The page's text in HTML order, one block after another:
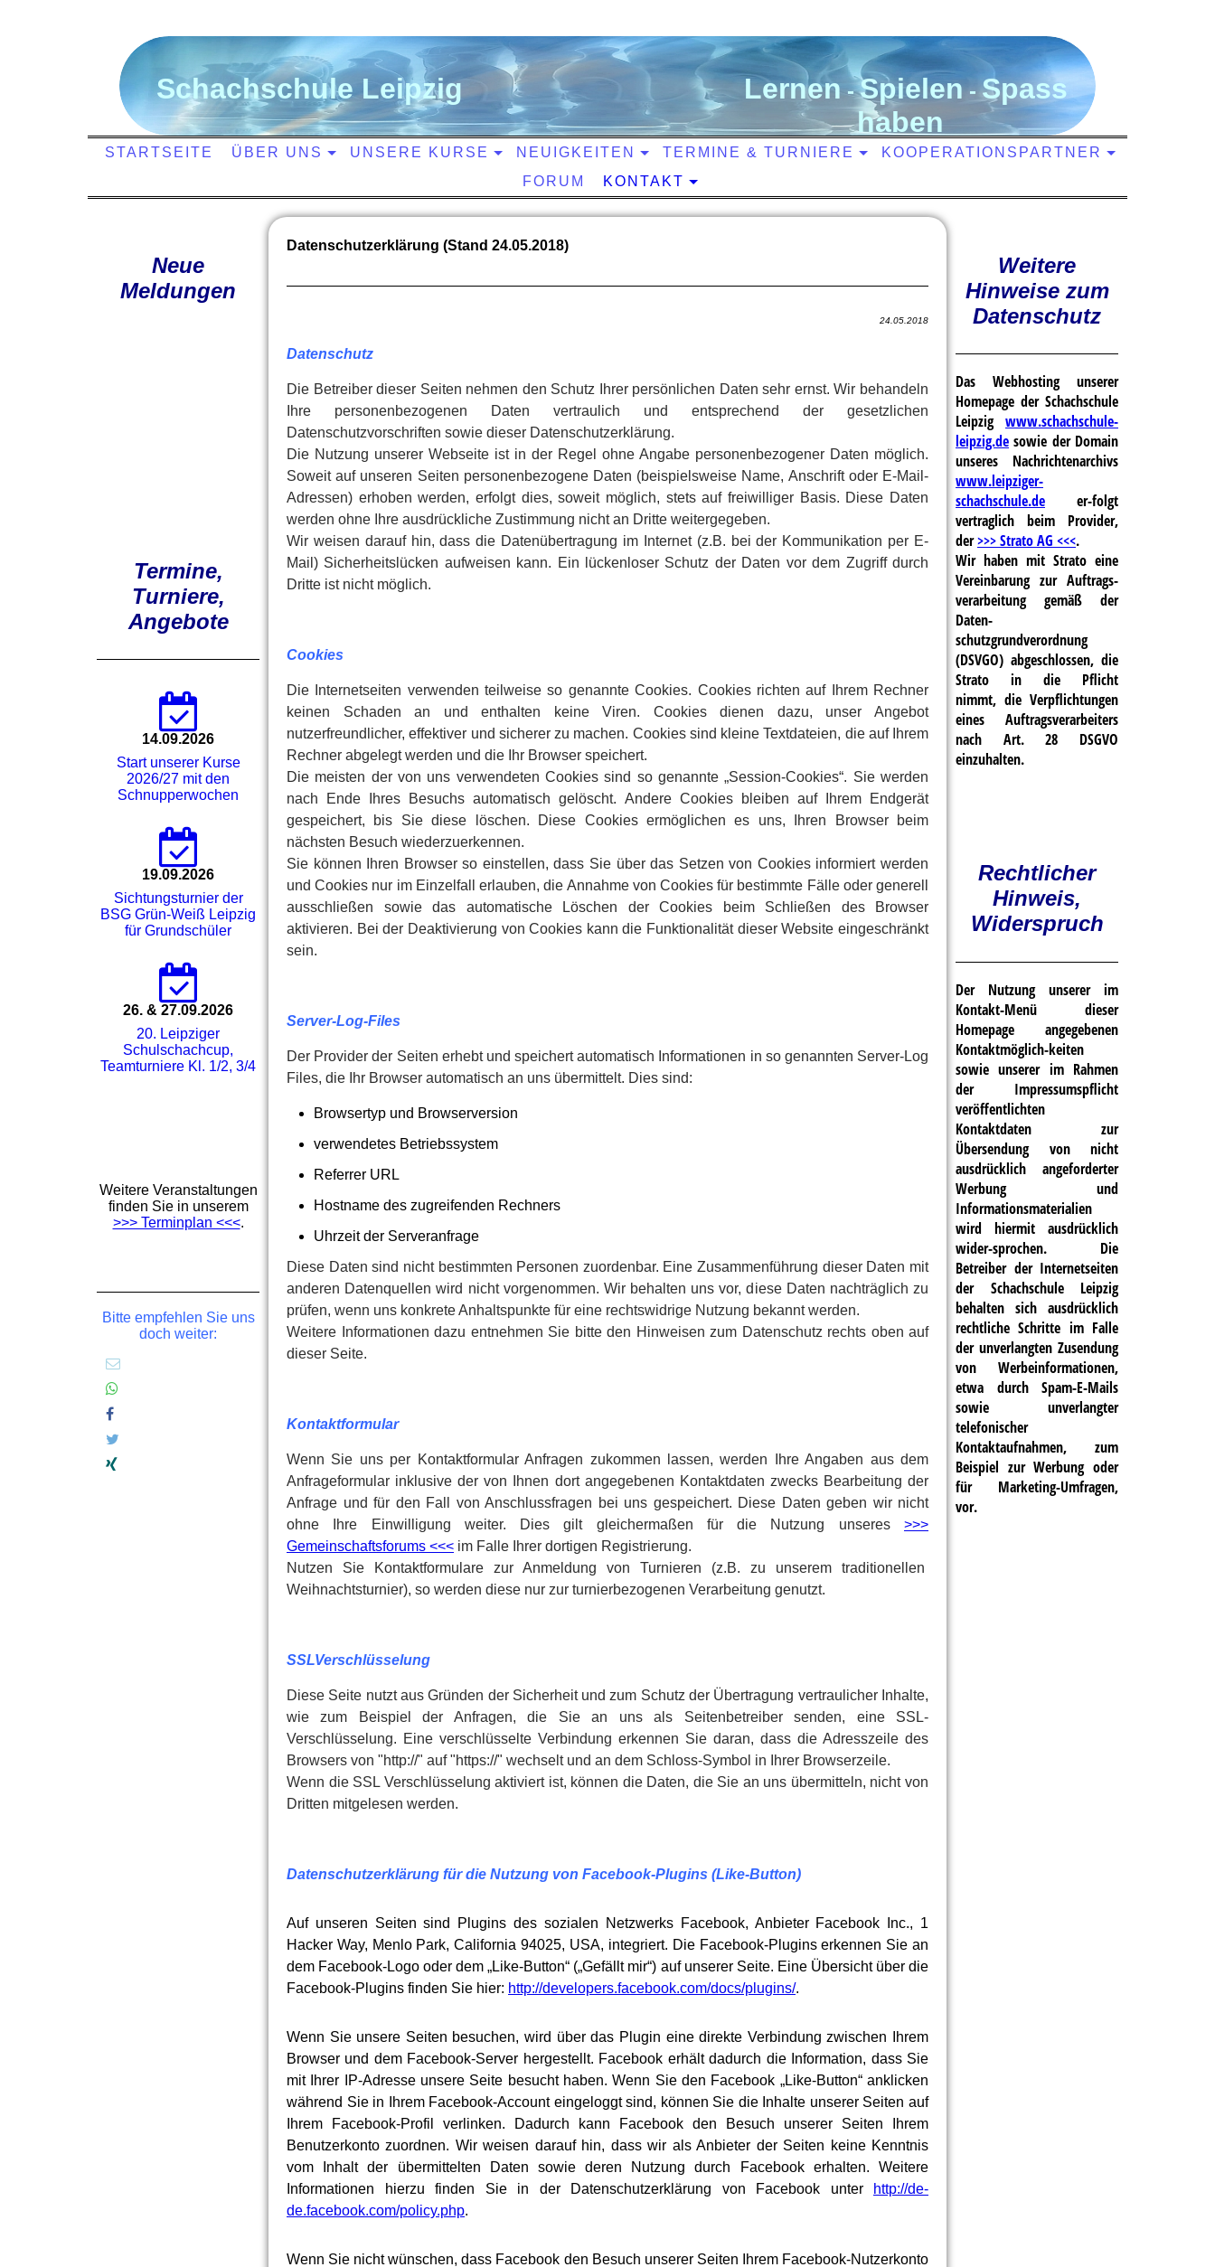
Schachschule Leipzig Lernen - Spielen - Spass
haben
STARTSEITE ÜBER UNS UNSERE KURSE NEUIGKEITEN TERMINE & TURNIERE
KOOPERATIONSPARTNER
FORUM
KONTAKT
Datenschutzerklärung (Stand 24.05.2018)
24.05.2018
Datenschutz
Die Betreiber dieser Seiten nehmen den Schutz Ihrer persönlichen Daten sehr ernst. Wir behandeln
Ihre personenbezogenen Daten vertraulich und entsprechend der gesetzlichen
Datenschutzvorschriften sowie dieser Datenschutzerklärung.
Die Nutzung unserer Webseite ist in der Regel ohne Angabe personenbezogener Daten möglich.
Soweit auf unseren Seiten personenbezogene Daten (beispielsweise Name, Anschrift oder E-Mail-
Adressen) erhoben werden, erfolgt dies, soweit möglich, stets auf freiwilliger Basis. Diese Daten
werden ohne Ihre ausdrückliche Zustimmung nicht an Dritte weitergegeben.
Wir weisen darauf hin, dass die Datenübertragung im Internet (z.B. bei der Kommunikation per E-
Mail) Sicherheitslücken aufweisen kann. Ein lückenloser Schutz der Daten vor dem Zugriff durch
Dritte ist nicht möglich.
Cookies
Die Internetseiten verwenden teilweise so genannte Cookies. Cookies richten auf Ihrem Rechner
keinen Schaden an und enthalten keine Viren. Cookies dienen dazu, unser Angebot
nutzerfreundlicher, effektiver und sicherer zu machen. Cookies sind kleine Textdateien, die auf Ihrem
Rechner abgelegt werden und die Ihr Browser speichert.
Die meisten der von uns verwendeten Cookies sind so genannte „Session-Cookies“. Sie werden
nach Ende Ihres Besuchs automatisch gelöscht. Andere Cookies bleiben auf Ihrem Endgerät
gespeichert, bis Sie diese löschen. Diese Cookies ermöglichen es uns, Ihren Browser beim
nächsten Besuch wiederzuerkennen.
Sie können Ihren Browser so einstellen, dass Sie über das Setzen von Cookies informiert werden
und Cookies nur im Einzelfall erlauben, die Annahme von Cookies für bestimmte Fälle oder generell
ausschließen sowie das automatische Löschen der Cookies beim Schließen des Browser
aktivieren. Bei der Deaktivierung von Cookies kann die Funktionalität dieser Website eingeschränkt
sein.
Server-Log-Files
Der Provider der Seiten erhebt und speichert automatisch Informationen in so genannten Server-Log
Files, die Ihr Browser automatisch an uns übermittelt. Dies sind:
Browsertyp und Browserversion
verwendetes Betriebssystem
Referrer URL
Hostname des zugreifenden Rechners
Uhrzeit der Serveranfrage
Diese Daten sind nicht bestimmten Personen zuordenbar. Eine Zusammenführung dieser Daten mit
anderen Datenquellen wird nicht vorgenommen. Wir behalten uns vor, diese Daten nachträglich zu
prüfen, wenn uns konkrete Anhaltspunkte für eine rechtswidrige Nutzung bekannt werden.
Weitere Informationen dazu entnehmen Sie bitte den Hinweisen zum Datenschutz rechts oben auf
dieser Seite.
Kontaktformular
Wenn Sie uns per Kontaktformular Anfragen zukommen lassen, werden Ihre Angaben aus dem
Anfrageformular inklusive der von Ihnen dort angegebenen Kontaktdaten zwecks Bearbeitung der
Anfrage und für den Fall von Anschlussfragen bei uns gespeichert. Diese Daten geben wir nicht
ohne Ihre Einwilligung weiter. Dies gilt gleichermaßen für die Nutzung unseres >>>
Gemeinschaftsforums <<< im Falle Ihrer dortigen Registrierung.
Nutzen Sie Kontaktformulare zur Anmeldung von Turnieren (z.B. zu unserem traditionellen
Weihnachtsturnier), so werden diese nur zur turnierbezogenen Verarbeitung genutzt.
SSLVerschlüsselung
Diese Seite nutzt aus Gründen der Sicherheit und zum Schutz der Übertragung vertraulicher Inhalte,
wie zum Beispiel der Anfragen, die Sie an uns als Seitenbetreiber senden, eine SSL-
Verschlüsselung. Eine verschlüsselte Verbindung erkennen Sie daran, dass die Adresszeile des
Browsers von "http://" auf "https://" wechselt und an dem Schloss-Symbol in Ihrer Browserzeile.
Wenn die SSL Verschlüsselung aktiviert ist, können die Daten, die Sie an uns übermitteln, nicht von
Dritten mitgelesen werden.
Datenschutzerklärung für die Nutzung von Facebook-Plugins (Like-Button)
Auf unseren Seiten sind Plugins des sozialen Netzwerks Facebook, Anbieter Facebook Inc., 1
Hacker Way, Menlo Park, California 94025, USA, integriert. Die Facebook-Plugins erkennen Sie an
dem Facebook-Logo oder dem „Like-Button“ („Gefällt mir“) auf unserer Seite. Eine Übersicht über die
Facebook-Plugins finden Sie hier: http://developers.facebook.com/docs/plugins/.
Wenn Sie unsere Seiten besuchen, wird über das Plugin eine direkte Verbindung zwischen Ihrem
Browser und dem Facebook-Server hergestellt. Facebook erhält dadurch die Information, dass Sie
mit Ihrer IP-Adresse unsere Seite besucht haben. Wenn Sie den Facebook „Like-Button“ anklicken
während Sie in Ihrem Facebook-Account eingeloggt sind, können Sie die Inhalte unserer Seiten auf
Ihrem Facebook-Profil verlinken. Dadurch kann Facebook den Besuch unserer Seiten Ihrem
Benutzerkonto zuordnen. Wir weisen darauf hin, dass wir als Anbieter der Seiten keine Kenntnis
vom Inhalt der übermittelten Daten sowie deren Nutzung durch Facebook erhalten. Weitere
Informationen hierzu finden Sie in der Datenschutzerklärung von Facebook unter
http://de-
de.facebook.com/policy.php.
Wenn Sie nicht wünschen, dass Facebook den Besuch unserer Seiten Ihrem Facebook-Nutzerkonto
Neue
Meldungen
Termine,
Turniere,
Angebote
14.09.2026
Start unserer Kurse
2026/27 mit den
Schnupperwochen
19.09.2026
Sichtungsturnier der
BSG Grün-Weiß Leipzig
für Grundschüler
26. & 27.09.2026
20. Leipziger
Schulschachcup,
Teamturniere Kl. 1/2, 3/4
Weitere Veranstaltungen
finden Sie in unserem
>>> Terminplan <<<.
Bitte empfehlen Sie uns
doch weiter:
Weitere
Hinweise zum
Datenschutz
Das Webhosting unserer
Homepage der Schachschule
Leipzig www.schachschule-
leipzig.de sowie der Domain
unseres Nachrichtenarchivs
www.leipziger-
schachschule.de er-folgt
vertraglich beim Provider,
der>>> Strato AG <<<.
Wir haben mit Strato eine
Vereinbarung zur Auftrags-
verarbeitung gemäß der
Daten-
schutzgrundverordnung
(DSVGO) abgeschlossen, die
Strato in die Pflicht
nimmt, die Verpflichtungen
eines Auftragsverarbeiters
nach Art. 28 DSGVO
einzuhalten.
Rechtlicher
Hinweis,
Widerspruch
Der Nutzung unserer im
Kontakt-Menü dieser
Homepage angegebenen
Kontaktmöglich-keiten
sowie unserer im Rahmen
der Impressumspflicht
veröffentlichten
Kontaktdaten zur
Übersendung von nicht
ausdrücklich angeforderter
Werbung und
Informationsmaterialien
wird hiermit ausdrücklich
wider-sprochen. Die
Betreiber der Internetseiten
der Schachschule Leipzig
behalten sich ausdrücklich
rechtliche Schritte im Falle
der unverlangten Zusendung
von Werbeinformationen,
etwa durch Spam-E-Mails
sowie unverlangter
telefonischer
Kontaktaufnahmen, zum
Beispiel zur Werbung oder
für Marketing-Umfragen,
vor.